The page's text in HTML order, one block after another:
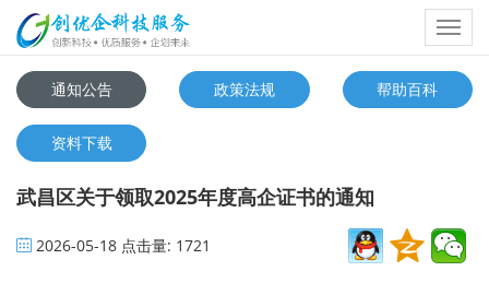
通知公告
政策法规 帮助百科
资料下载
武昌区关于领取2025年度高企证书的通知
2026-05-18 点击量: 1721